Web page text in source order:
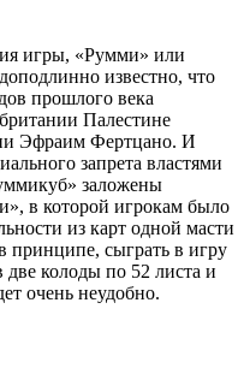
игры, «Румми» или
известно, что
прошлого века
Палестине
Эфраим Фертцано. И
запрета властями
заложены
в которой игрокам было
из карт одной масти
принципе, сыграть в игру
колоды по 52 листа и
очень неудобно.